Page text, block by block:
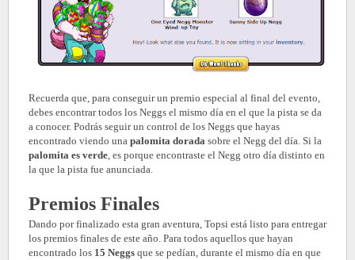
Recuerda que, para conseguir un premio especial al final del evento,
debes encontrar todos los Neggs el mismo día en el que la pista se da
a conocer. Podrás seguir un control de los Neggs que hayas
encontrado viendo una palomita dorada sobre el Negg del día. Si la
palomita es verde, es porque encontraste el Negg otro día distinto en
la que la pista fue anunciada.
Premios Finales
Dando por finalizado esta gran aventura, Topsi está listo para entregar
los premios finales de este año. Para todos aquellos que hayan
encontrado los 15 Neggs que se pedían, durante el mismo día en que